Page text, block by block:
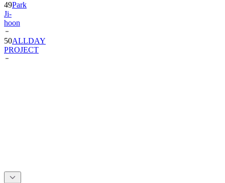
49Park
Ji-
hoon
50ALLDAY
PROJECT